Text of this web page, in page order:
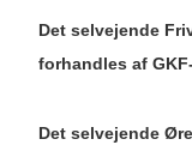
Det selvejende
forhandles af
Det selvejende